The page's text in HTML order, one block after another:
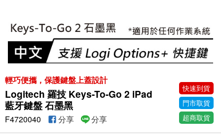
輕巧便攜，保護鍵盤上蓋設計
Logitech 羅技 Keys-To-Go 2 iPad
藍牙鍵盤 石墨黑
快速到貨
門市取貨
超商取貨
F4720040 分享 分享